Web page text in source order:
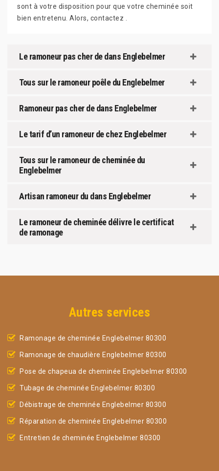
sont à votre disposition pour que votre cheminée soit
bien entretenu. Alors, contactez .
Le ramoneur pas cher de dans Englebelmer
Tous sur le ramoneur poêle du Englebelmer
Ramoneur pas cher de dans Englebelmer
Le tarif d’un ramoneur de chez Englebelmer
Tous sur le ramoneur de cheminée du
Englebelmer
Artisan ramoneur du dans Englebelmer
Le ramoneur de cheminée délivre le certificat
de ramonage
Autres services
Ramonage de cheminée Englebelmer 80300
Ramonage de chaudière Englebelmer 80300
Pose de chapeua de cheminée Englebelmer 80300
Tubage de cheminée Englebelmer 80300
Débistrage de cheminée Englebelmer 80300
Réparation de cheminée Englebelmer 80300
Entretien de cheminée Englebelmer 80300